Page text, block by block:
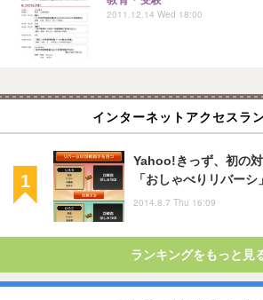
2011.12.14 Wed 18:00
インターネットアクセスラ
Yahoo!きっず、初の
「おしゃべりリバーシ
2014.8.7 Thu 16:09
ランキングをもっと見